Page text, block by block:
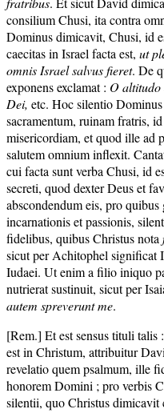
consilium Chusi, ita contra
Dominus dimicavit, Chusi, id
caecitas in Israel facta est, ut
omnis Israel salvus fieret. De
exponens exclamat : O altitudo
Dei, etc. Hoc silentio
sacramentum, ruinam fratris,
misericordiam, et quod ille ad
salutem omnium inflexit.
cui facta sunt verba Chusi, id
secreti, quod dexter Deus et
abscondendum eis, pro
incarnationis et passionis,
fidelibus, quibus Christus nota
sicut per Achitophel significat
Iudaei. Ut enim a filio iniquo
nutrierat sustinuit, sicut per
autem spreverunt me.
[Rem.] Et est sensus tituli
est in Christum, attribuitur
revelatio quem psalmum, ille
honorem Domini ; pro verbis
silentii, quo Christus dimicavit